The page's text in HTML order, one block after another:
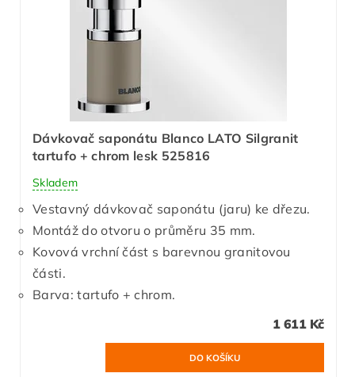
Dávkovač saponátu Blanco LATO Silgranit
tartufo + chrom lesk 525816
Skladem
Vestavný dávkovač saponátu (jaru) ke dřezu.
Montáž do otvoru o průměru 35 mm.
Kovová vrchní část s barevnou granitovou
části.
Barva: tartufo + chrom.
1 611 Kč